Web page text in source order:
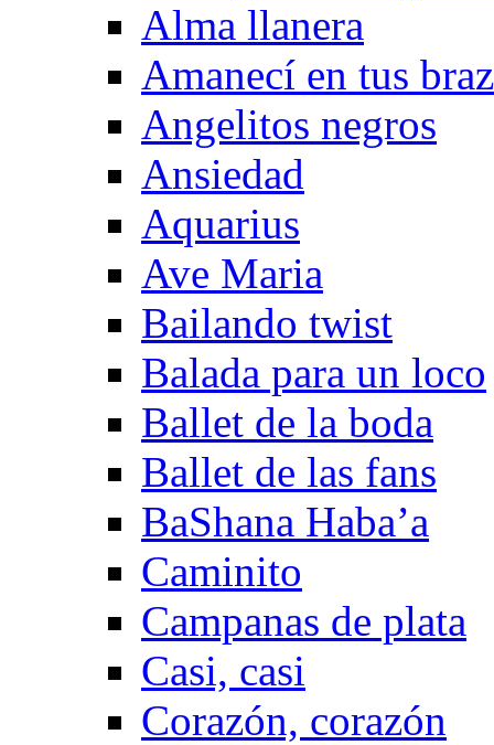
Alma llanera
Amanecí en tus
Angelitos negros
Ansiedad
Aquarius
Ave Maria
Bailando twist
Balada para un loco
Ballet de la boda
Ballet de las fans
BaShana Haba’a
Caminito
Campanas de plata
Casi, casi
Corazón, corazón